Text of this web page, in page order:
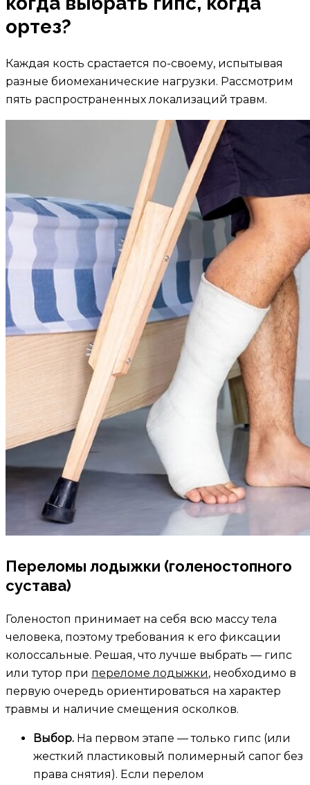
ортез?
Каждая кость срастается по-своему, испытывая
разные биомеханические нагрузки. Рассмотрим
пять распространенных локализаций травм.
Переломы лодыжки (голеностопного
сустава)
Голеностоп принимает на себя всю массу тела
человека, поэтому требования к его фиксации
колоссальные. Решая, что лучше выбрать — гипс
или тутор при переломе лодыжки, необходимо в
первую очередь ориентироваться на характер
травмы и наличие смещения осколков.
Выбор. На первом этапе — только гипс (или
жесткий пластиковый полимерный сапог без
права снятия). Если перелом